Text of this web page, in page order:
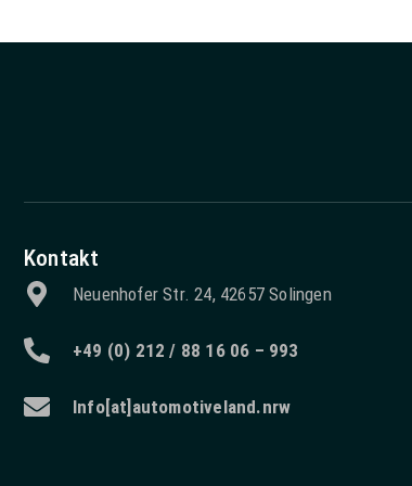
Kontakt
Neuenhofer Str. 24, 42657 Solingen
+49 (0) 212 / 88 16 06 – 993
Info[at]automotiveland.nrw